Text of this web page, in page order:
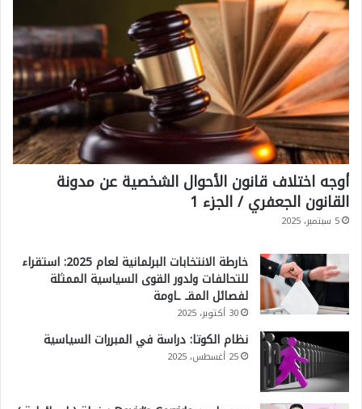
أوجه اختلاف قانون الأحوال الشخصية عن مدونة
القانون الجعفري / الجزء 1
5 سبتمبر، 2025
خارطة الانتخابات البرلمانية لعام 2025: استقراء
للتحالفات ولدور القوى السياسية الممثلة
لفصائل المقـ ـاومة
30 أكتوبر، 2025
نظام الكوتا: دراسة في المبررات السياسية
25 أغسطس، 2025